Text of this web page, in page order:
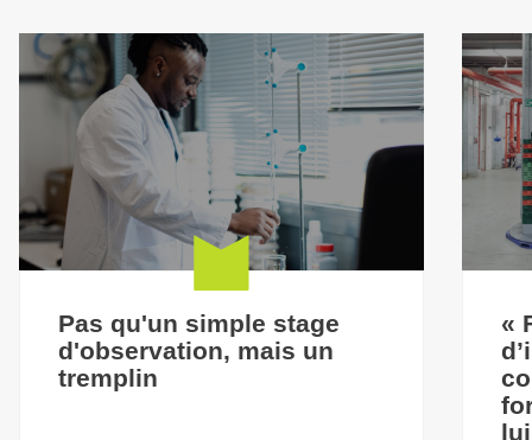
Pas qu'un simple stage
d'observation, mais un
tremplin
«